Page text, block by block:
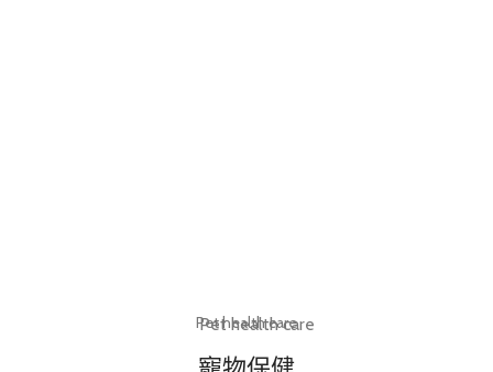
Pet health care
Pet health care